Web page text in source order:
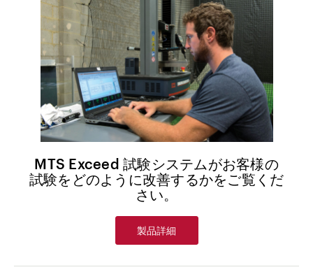
MTS Exceed 試験システムがお客様の
試験をどのように改善するかをご覧くだ
さい。
製品詳細